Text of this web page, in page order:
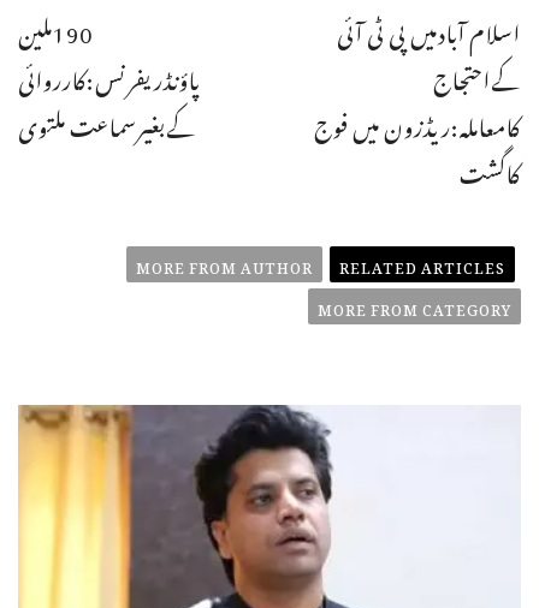
190ملین
پاؤنڈریفرنس:کارروائی
کےبغیرسماعت ملتوی
اسلام آبادمیں پی ٹی آئی
کےاحتجاج
کامعاملہ:ریڈزون میں فوج
کاگشت
RELATED ARTICLES
MORE FROM AUTHOR
MORE FROM CATEGORY